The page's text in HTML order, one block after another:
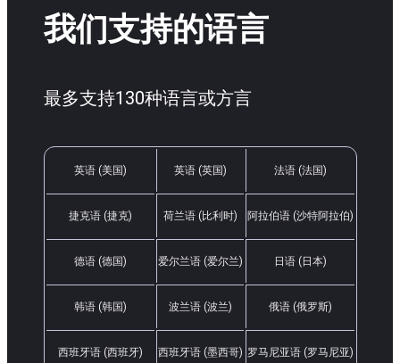
我们支持的语言
最多支持130种语言或方言
英语 (美国) 英语 (英国) 法语 (法国)
捷克语 (捷克) 荷兰语 (比利时) 阿拉伯语 (沙特阿拉伯)
德语 (德国) 爱尔兰语 (爱尔兰) 日语 (日本)
韩语 (韩国) 波兰语 (波兰) 俄语 (俄罗斯)
西班牙语 (西班牙) 西班牙语 (墨西哥) 罗马尼亚语 (罗马尼亚)